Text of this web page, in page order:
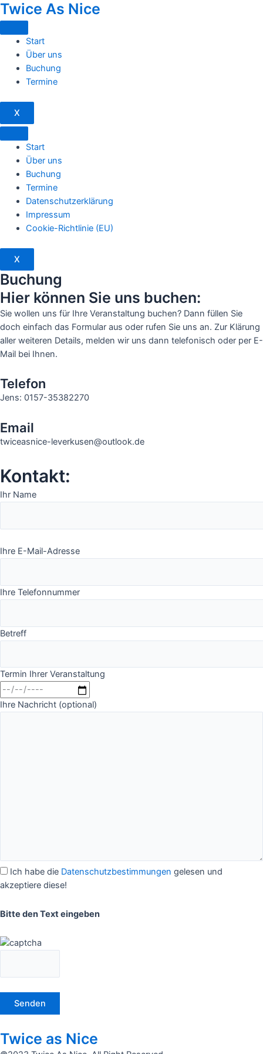
Twice As Nice
Start
Über uns
Buchung
Termine
X
Start
Über uns
Buchung
Termine
Datenschutzerklärung
Impressum
Cookie-Richtlinie (EU)
X
Buchung
Hier können Sie uns buchen:
Sie wollen uns für Ihre Veranstaltung buchen? Dann füllen Sie
doch einfach das Formular aus oder rufen Sie uns an. Zur Klärung
aller weiteren Details, melden wir uns dann telefonisch oder per E-
Mail bei Ihnen.
Telefon
Jens: 0157-35382270
Email
twiceasnice-leverkusen@outlook.de
Kontakt:
Ihr Name
Ihre E-Mail-Adresse
Ihre Telefonnummer
Betreff
Termin Ihrer Veranstaltung
Ihre Nachricht (optional)
Ich habe die Datenschutzbestimmungen gelesen und
akzeptiere diese!
Bitte den Text eingeben
Twice as Nice